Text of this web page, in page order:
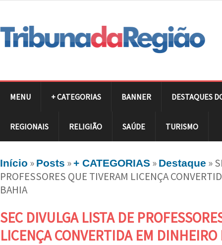
MENU + CATEGORIAS BANNER DESTAQUES
REGIONAIS RELIGIÃO SAÚDE TURISMO
Início » Posts »+ CATEGORIAS » Destaque »
PROFESSORES QUE TIVERAM LICENÇA
BAHIA
SEC DIVULGA LISTA DE
LICENÇA CONVERTIDA EM